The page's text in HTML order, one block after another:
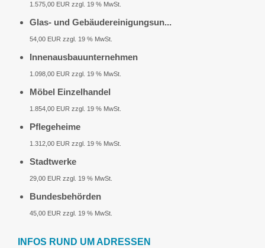
1.575,00 EUR zzgl. 19 % MwSt.
Glas- und Gebäudereinigungsun...
54,00 EUR zzgl. 19 % MwSt.
Innenausbauunternehmen
1.098,00 EUR zzgl. 19 % MwSt.
Möbel Einzelhandel
1.854,00 EUR zzgl. 19 % MwSt.
Pflegeheime
1.312,00 EUR zzgl. 19 % MwSt.
Stadtwerke
29,00 EUR zzgl. 19 % MwSt.
Bundesbehörden
45,00 EUR zzgl. 19 % MwSt.
INFOS RUND UM ADRESSEN